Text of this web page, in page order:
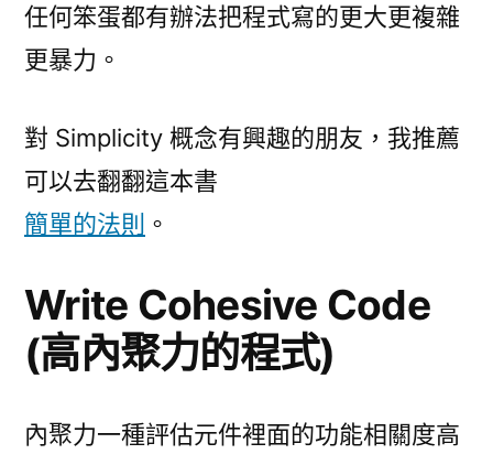
任何笨蛋都有辦法把程式寫的更大更複雜
更暴力。
對 Simplicity 概念有興趣的朋友，我推薦
可以去翻翻這本書
簡單的法則 。
Write Cohesive Code
(高內聚力的程式)
內聚力一種評估元件裡面的功能相關度高